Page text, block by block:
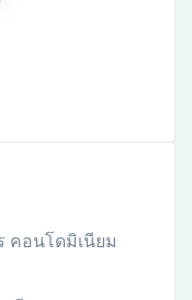
คอนโดมิเนียม